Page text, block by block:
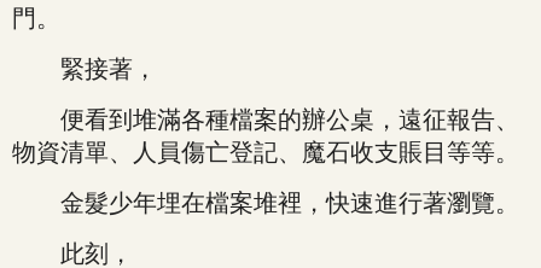
門。
緊接著，
便看到堆滿各種檔案的辦公桌，遠征報告、
物資清單、人員傷亡登記、魔石收支賬目等等。
金髮少年埋在檔案堆裡，快速進行著瀏覽。
此刻，